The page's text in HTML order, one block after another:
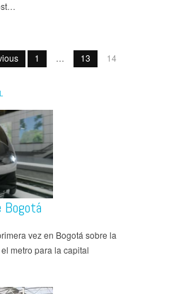
1 … 13 14
Bogotá
vez en Bogotá sobre la
metro para la capital